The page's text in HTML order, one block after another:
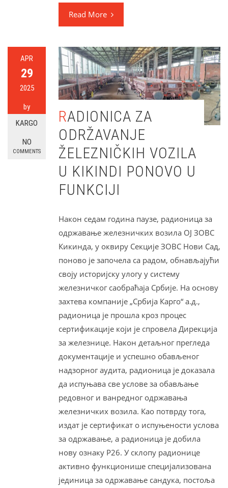
Read More
APR
29
2025
by
KARGO
NO
COMMENTS
RADIONICA ZA
ODRŽAVANJE
ŽELEZNIČKIH VOZILA
U KIKINDI PONOVO U
FUNKCIJI
Након седам година паузе, радионица за
одржавање железничких возила ОЈ ЗОВС
Кикинда, у оквиру Секције ЗОВС Нови Сад,
поново је започела са радом, обнављајући
своју историјску улогу у систему
железничког саобраћаја Србије. На основу
захтева компаније „Србија Карго“ а.д.,
радионица је прошла кроз процес
сертификације који је спровела Дирекција
за железнице. Након детаљног прегледа
документације и успешно обављеног
надзорног аудита, радионица је доказала
да испуњава све услове за обављање
редовног и ванредног одржавања
железничких возила. Као потврду тога,
издат је сертификат о испуњености услова
за одржавање, а радионица је добила
нову ознаку Р26. У склопу радионице
активно функционише специјализована
јединица за одржавање сандука, постоља